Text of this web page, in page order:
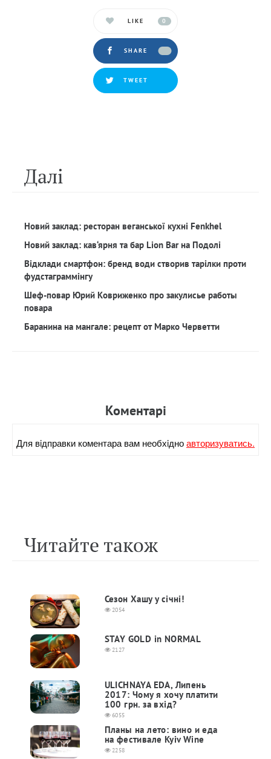
LIKE 0
SHARE
TWEET
Далi
Новий заклад: ресторан веганської кухні Fenkhel
Новий заклад: кав‘ярня та бар Lion Bar на Подолі
Відклади смартфон: бренд води створив тарілки проти
фудстаграммінгу
Шеф-повар Юрий Ковриженко про закулисье работы
повара
Баранина на мангале: рецепт от Марко Черветти
Коментарi
Для вiдправки коментара вам необхiдноавторизуватись.
Читайте також
Сезон Хашу у січні!
2054
STAY GOLD in NORMAL
2127
ULICHNAYA EDA, Липень
2017: Чому я хочу платити
100 грн. за вхід?
6055
Планы на лето: вино и еда
на фестивале Kyiv Wine
2258